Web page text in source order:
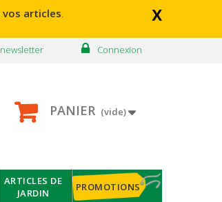
x
articles.
Connexion
PANIER (vide)
ARTICLES DE
JARDIN
PROMOTIONS